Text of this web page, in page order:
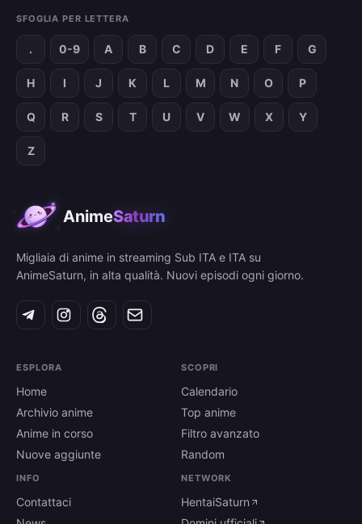
SFOGLIA PER LETTERA
. 0-9 A B C D E F G
H I J K L M N O P
Q R S T U V W X Y
Z
AnimeSaturn
Migliaia di anime in streaming Sub ITA e ITA su
AnimeSaturn, in alta qualità. Nuovi episodi ogni giorno.
ESPLORA
Home
Archivio anime
Anime in corso
Nuove aggiunte
SCOPRI
Calendario
Top anime
Filtro avanzato
Random
INFO
Contattaci
NETWORK
HentaiSaturn